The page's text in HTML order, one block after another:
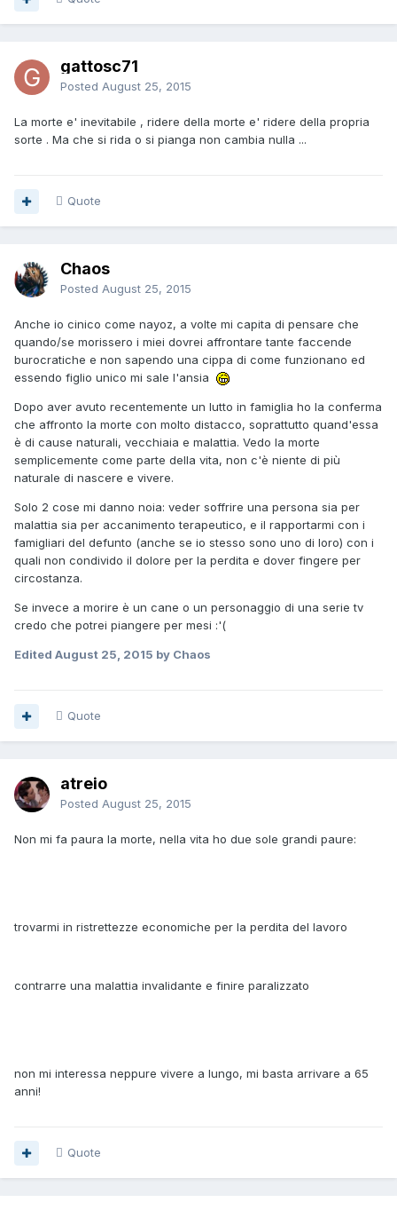
gattosc71
Posted August 25, 2015
La morte e' inevitabile , ridere della morte e' ridere della propria
sorte . Ma che si rida o si pianga non cambia nulla ...
Quote
Chaos
Posted August 25, 2015
Anche io cinico come nayoz, a volte mi capita di pensare che
quando/se morissero i miei dovrei affrontare tante faccende
burocratiche e non sapendo una cippa di come funzionano ed
essendo figlio unico mi sale l'ansia
Dopo aver avuto recentemente un lutto in famiglia ho la conferma
che affronto la morte con molto distacco, soprattutto quand'essa
è di cause naturali, vecchiaia e malattia. Vedo la morte
semplicemente come parte della vita, non c'è niente di più
naturale di nascere e vivere.
Solo 2 cose mi danno noia: veder soffrire una persona sia per
malattia sia per accanimento terapeutico, e il rapportarmi con i
famigliari del defunto (anche se io stesso sono uno di loro) con i
quali non condivido il dolore per la perdita e dover fingere per
circostanza.
Se invece a morire è un cane o un personaggio di una serie tv
credo che potrei piangere per mesi :'(
Edited August 25, 2015 by Chaos
Quote
atreio
Posted August 25, 2015
Non mi fa paura la morte, nella vita ho due sole grandi paure:
trovarmi in ristrettezze economiche per la perdita del lavoro
contrarre una malattia invalidante e finire paralizzato
non mi interessa neppure vivere a lungo, mi basta arrivare a 65
anni!
Quote